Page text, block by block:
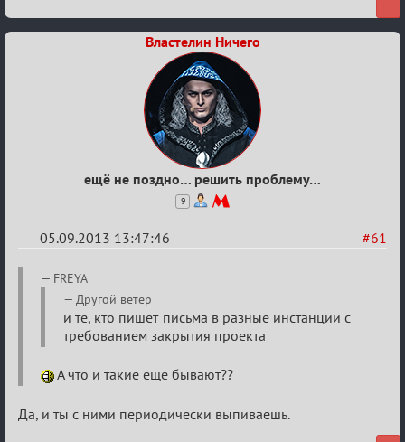
Властелин Ничего
ещё не поздно… решить проблему…
9
#61
05.09.2013 13:47:46
Re:
Годовщина
FREYA
Другой ветер
и те, кто пишет письма в разные инстанции с
требованием закрытия проекта
А что и такие еще бывают??
Да, и ты с ними периодически выпиваешь.